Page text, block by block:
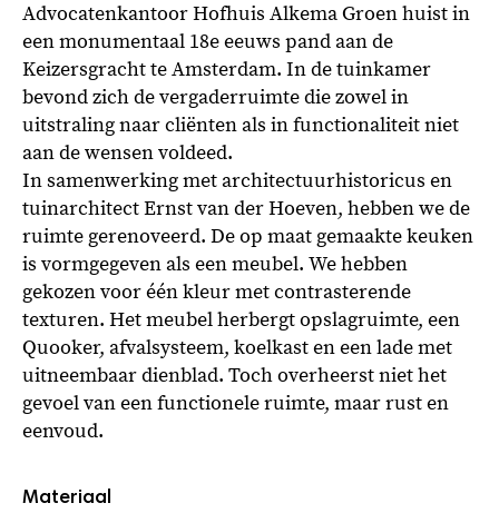
Advocatenkantoor Hofhuis Alkema Groen huist in
een monumentaal 18e eeuws pand aan de
Keizersgracht te Amsterdam. In de tuinkamer
bevond zich de vergaderruimte die zowel in
uitstraling naar cliënten als in functionaliteit niet
aan de wensen voldeed.
In samenwerking met architectuurhistoricus en
tuinarchitect Ernst van der Hoeven, hebben we de
ruimte gerenoveerd. De op maat gemaakte keuken
is vormgegeven als een meubel. We hebben
gekozen voor één kleur met contrasterende
texturen. Het meubel herbergt opslagruimte, een
Quooker, afvalsysteem, koelkast en een lade met
uitneembaar dienblad. Toch overheerst niet het
gevoel van een functionele ruimte, maar rust en
eenvoud.